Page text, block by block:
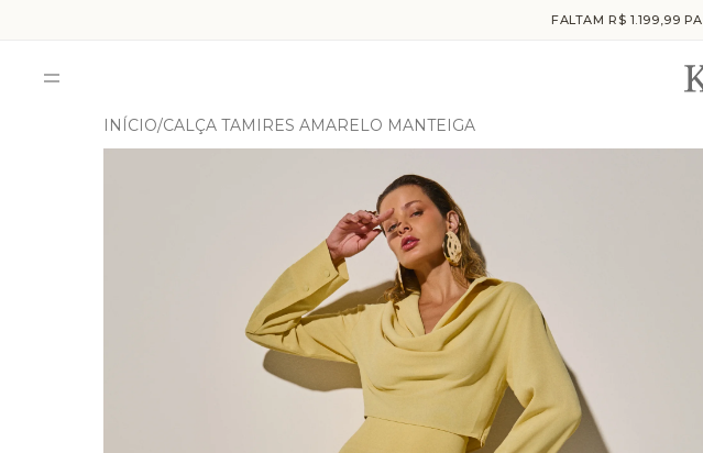
FALTAM R$ 1.199,99
INÍCIO CALÇA TAMIRES AMARELO MANTEIGA